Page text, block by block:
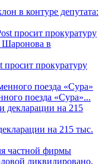
в контуре депутата:
просит прокуратуру
поезда «Сура»...
на 215 тыс.